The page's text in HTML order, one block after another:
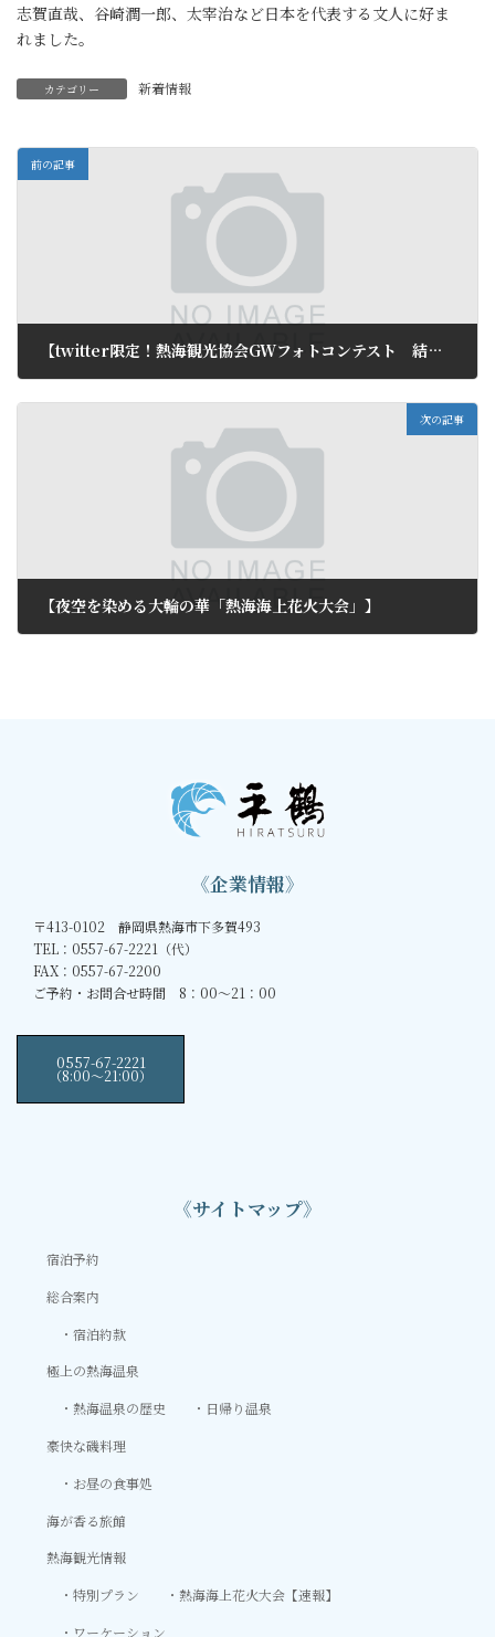
志賀直哉、谷崎潤一郎、太宰治など日本を代表する文人に好ま
れました。
カテゴリー 新着情報
前の記事
【twitter限定！熱海観光協会GWフォトコンテスト 結果発表！】
次の記事
【夜空を染める大輪の華「熱海海上花火大会」】
《企業情報》
〒413-0102 静岡県熱海市下多賀493
TEL：0557-67-2221（代）
FAX：0557-67-2200
ご予約・お問合せ時間 8：00～21：00
0557-67-2221
（8:00〜21:00）
《サイトマップ》
宿泊予約
総合案内
宿泊約款
極上の熱海温泉
熱海温泉の歴史
日帰り温泉
豪快な磯料理
お昼の食事処
海が香る旅館
熱海観光情報
特別プラン
熱海海上花火大会【速報】
ワーケーション